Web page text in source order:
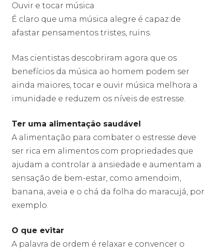
Ouvir e tocar música
É claro que uma música alegre é capaz de
afastar pensamentos tristes, ruins.
Mas cientistas descobriram agora que os
benefícios da música ao homem podem ser
ainda maiores, tocar e ouvir música melhora a
imunidade e reduzem os níveis de estresse.
Ter uma alimentação saudável
A alimentação para combater o estresse deve
ser rica em alimentos com propriedades que
ajudam a controlar a ansiedade e aumentam a
sensação de bem-estar, como amendoim,
banana, aveia e o chá da folha do maracujá, por
exemplo.
O que evitar
A palavra de ordem é relaxar e convencer o